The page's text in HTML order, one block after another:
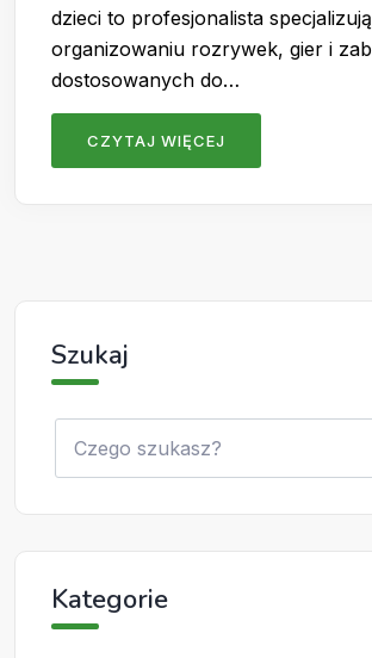
dzieci to profesjonalista
organizowaniu rozrywek, gier i
dostosowanych do…
CZYTAJ WIĘCEJ
Szukaj
Kategorie